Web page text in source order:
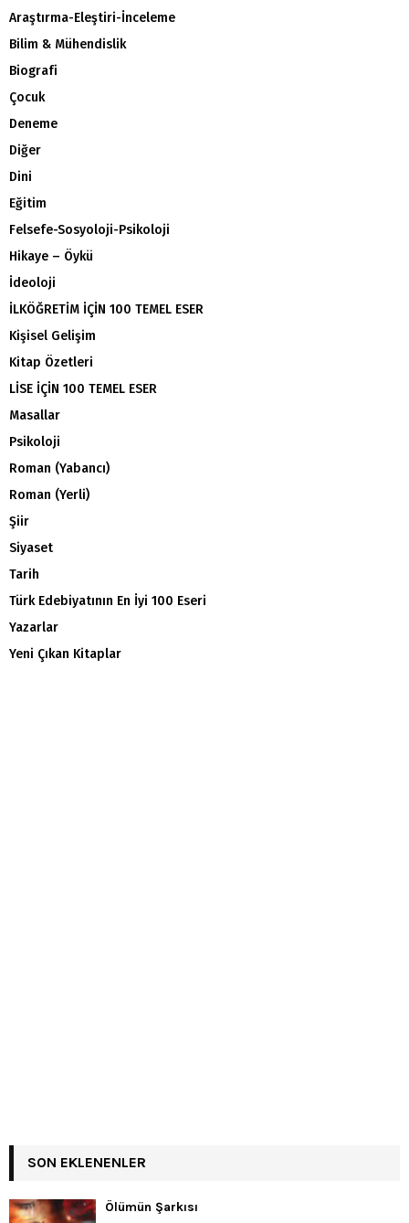
Araştırma-Eleştiri-İnceleme
Bilim & Mühendislik
Biografi
Çocuk
Deneme
Diğer
Dini
Eğitim
Felsefe-Sosyoloji-Psikoloji
Hikaye – Öykü
İdeoloji
İLKÖĞRETİM İÇİN 100 TEMEL ESER
Kişisel Gelişim
Kitap Özetleri
LİSE İÇİN 100 TEMEL ESER
Masallar
Psikoloji
Roman (Yabancı)
Roman (Yerli)
Şiir
Siyaset
Tarih
Türk Edebiyatının En İyi 100 Eseri
Yazarlar
Yeni Çıkan Kitaplar
SON EKLENENLER
Ölümün Şarkısı